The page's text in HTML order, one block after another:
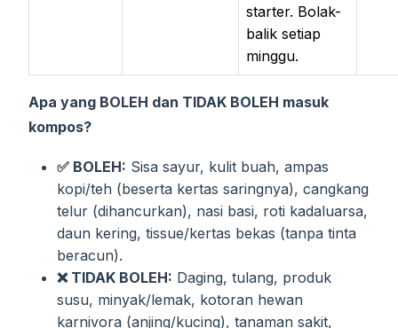
starter. Bolak-
balik setiap
minggu.
Apa yang BOLEH dan TIDAK BOLEH masuk
kompos?
✅ BOLEH: Sisa sayur, kulit buah, ampas
kopi/teh (beserta kertas saringnya), cangkang
telur (dihancurkan), nasi basi, roti kadaluarsa,
daun kering, tissue/kertas bekas (tanpa tinta
beracun).
❌ TIDAK BOLEH: Daging, tulang, produk
susu, minyak/lemak, kotoran hewan
karnivora (anjing/kucing), tanaman sakit,